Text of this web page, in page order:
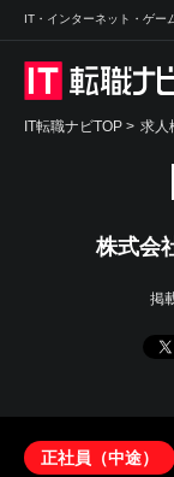
IT・インターネット・ゲー
IT転職ナビTOP > 求人
株式会
掲
正社員（中途）